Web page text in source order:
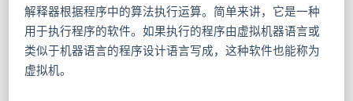
解释器根据程序中的算法执行运算。简单来讲，它是一种
用于执行程序的软件。如果执行的程序由虚拟机器语言或
类似于机器语言的程序设计语言写成，这种软件也能称为
虚拟机。